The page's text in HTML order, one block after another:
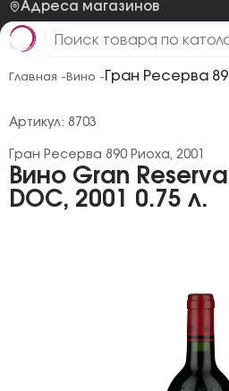
Адреса магазинов
Главная - Вино - Гран Ресерва
Вино Gran
DOC, 2001 0.75 л.
Гран Ресерва 890 Риоха, 2001
Артикул: 8703